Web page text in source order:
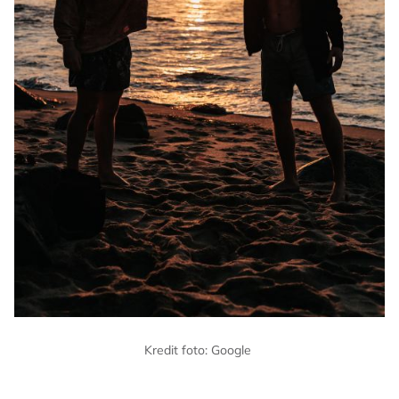
Kredit foto: Google